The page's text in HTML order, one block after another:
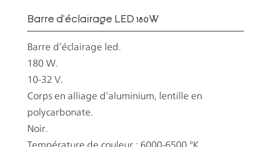
Barre d’éclairage LED 180W
Barre d’éclairage led.
180 W.
10-32 V.
Corps en alliage d’aluminium, lentille en
polycarbonate.
Noir.